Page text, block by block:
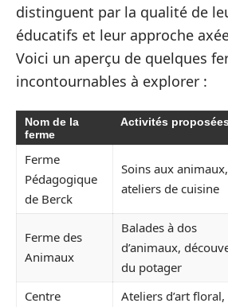
distinguent par la qualité de
éducatifs et leur approche
Voici un aperçu de quelques
incontournables à explorer :
Nom de la
ferme
Activités proposées
Ferme
Pédagogique
de Berck
Soins aux animaux,
ateliers de cuisine
Ferme des
Animaux
Balades à dos
d’animaux,
du potager
Centre
Ateliers d’art floral,